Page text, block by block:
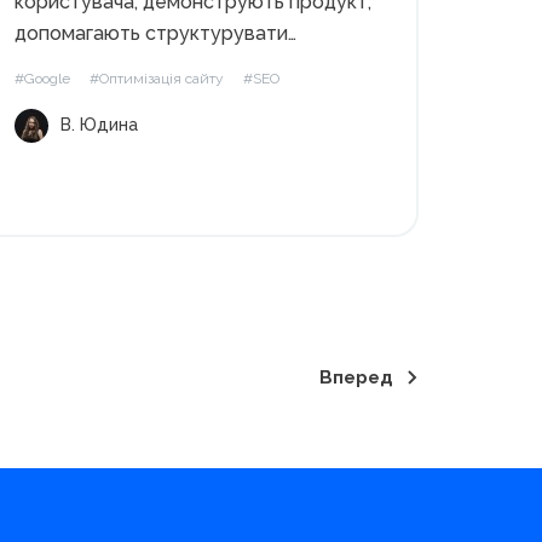
допомагають структурувати
можуть зробити сторінку більш
#Google #Оптимізація сайту #SEO
В. Юдина
Вперед